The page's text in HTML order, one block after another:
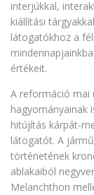
interjúkkal,
kiállítási
látogatókhoz a
értékeit.
A reformáció mai
hagyományainak
hitújítás kárpát-
látogatót. A
történetének
ablakaiból
Melanchthon